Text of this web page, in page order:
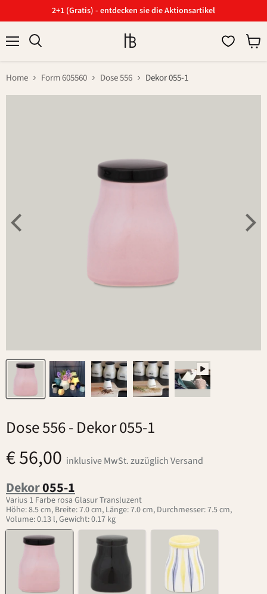
2+1 (Gratis) - entdecken sie die Aktionsartikel
Home Form 605560 Dose 556 Dekor 055-1
Dose 556- Dekor 055-1
€ 56,00 inklusive MwSt. zuzüglich Versand
Dekor055-1
Varius 1 Farbe rosa Glasur Transluzent
Höhe: 8.5 cm, Breite: 7.0 cm, Länge: 7.0 cm, Durchmesser: 7.5 cm,
Volume: 0.13 l, Gewicht: 0.17 kg